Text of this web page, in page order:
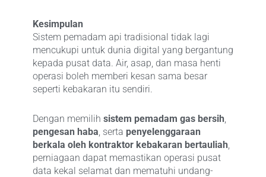
Kesimpulan
Sistem pemadam api tradisional tidak lagi
mencukupi untuk dunia digital yang bergantung
kepada pusat data. Air, asap, dan masa henti
operasi boleh memberi kesan sama besar
seperti kebakaran itu sendiri.
Dengan memilih sistem pemadam gas bersih,
pengesan haba, serta penyelenggaraan
berkala oleh kontraktor kebakaran bertauliah,
perniagaan dapat memastikan operasi pusat
data kekal selamat dan mematuhi undang-